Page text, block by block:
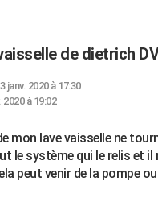
de dietrich
janv. 2020 à 17:30
2020 à 19:02
mon lave vaisselle ne
le système qui le relis et il
peut venir de la pompe